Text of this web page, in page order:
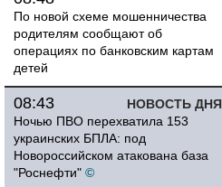
По новой схеме мошенничества
родителям сообщают об
операциях по банковским картам
детей
НОВОСТЬ ДНЯ
08:43
Ночью ПВО перехватила 153
украинских БПЛА: под
Новороссийском атакована база
"Роснефти" ©